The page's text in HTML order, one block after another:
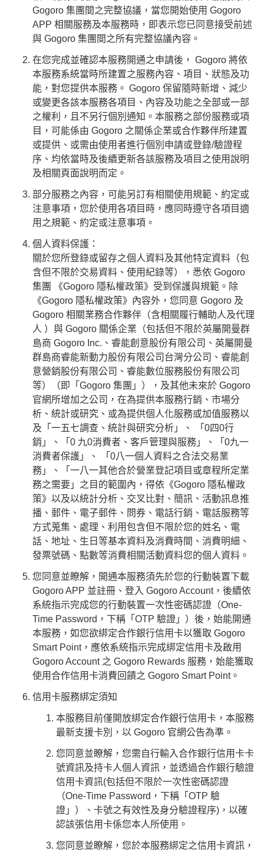
Gogoro 集團間之完整協議，當您開始使用 Gogoro
APP 相關服務及本服務時，即表示您已同意接受前述
與 Gogoro 集團間之所有完整協議內容。
在您完成並確認本服務開通之申請後， Gogoro 將依
本服務系統當時所建置之服務內容、項目、狀態及功
能，對您提供本服務。 Gogoro 保留隨時新增、減少
或變更各該本服務各項目、內容及功能之全部或一部
之權利，且不另行個別通知。本服務之部份服務或項
目，可能係由 Gogoro 之關係企業或合作夥伴所建置
或提供、或需由使用者進行個別申請或登錄/驗證程
序、均依當時及後續更新各該服務及項目之使用說明
及相關頁面說明而定。
部分服務之內容，可能另訂有相關使用規範、約定或
注意事項，您於使用各項目時，應同時遵守各項目適
用之規範、約定或注意事項。
個人資料保護：
關於您所登錄或留存之個人資料及其他特定資料（包
含但不限於交易資料、使用紀錄等），悉依 Gogoro
集團 《Gogoro 隱私權政策》受到保護與規範。除
《Gogoro 隱私權政策》內容外，您同意 Gogoro 及
Gogoro 相關業務合作夥伴（含相關履行輔助人及代理
人 ）與 Gogoro 關係企業（包括但不限於英屬開曼群
島商 Gogoro Inc.、睿能創意股份有限公司、英屬開曼
群島商睿能新動力股份有限公司台灣分公司、睿能創
意營銷股份有限公司、睿能數位服務股份有限公司
等）（即「Gogoro 集團」），及其他未來於 Gogoro
官網所增加之公司，在為提供本服務行銷、市場分
析、統計或研究、或為提供個人化服務或加值服務以
及「一五七調查、統計與研究分析」、 「0四0行
銷」、「0 九0消費者、客戶管理與服務」、「0九一
消費者保護」、 「0八一個人資料之合法交易業
務」、「一八一其他合於營業登記項目或章程所定業
務之需要」之目的範圍內，得依《Gogoro 隱私權政
策》以及以統計分析、交叉比對、簡訊、活動訊息推
播、郵件、電子郵件、問券、電話行銷、電話服務等
方式蒐集、處理、利用包含但不限於您的姓名、電
話、地址、生日等基本資料及消費時間、消費明細、
發票號碼、點數等消費相關活動資料您的個人資料。
您同意並瞭解，開通本服務須先於您的行動裝置下載
Gogoro APP 並註冊、登入 Gogoro Account，後續依
系統指示完成您的行動裝置一次性密碼認證（One-
Time Password，下稱「OTP 驗證」）後，始能開通
本服務，如您欲綁定合作銀行信用卡以獲取 Gogoro
Smart Point，應依系統指示完成綁定信用卡及啟用
Gogoro Account 之 Gogoro Rewards 服務，始能獲取
使用合作信用卡消費回饋之 Gogoro Smart Point。
信用卡服務綁定須知
本服務目前僅開放綁定合作銀行信用卡，本服務
最新支援卡別，以 Gogoro 官網公告為準。
您同意並瞭解，您需自行輸入合作銀行信用卡卡
號資訊及持卡人個人資訊，並透過合作銀行驗證
信用卡資訊(包括但不限於一次性密碼認證
（One-Time Password，下稱「OTP 驗
證」）、卡號之有效性及身分驗證程序)，以確
認該張信用卡係您本人所使用。
您同意並瞭解，您於本服務綁定之信用卡資訊，